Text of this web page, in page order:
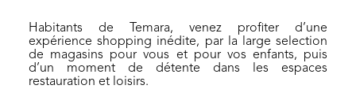
Habitants de Temara, venez profiter d’une
expérience shopping inédite, par la large selection
de magasins pour vous et pour vos enfants, puis
d’un moment de détente dans les espaces
restauration et loisirs.